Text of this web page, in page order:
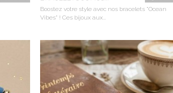
Boostez votre style avec nos bracelets "Ocean
Vibes" ! Ces bijoux aux...